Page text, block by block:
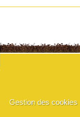
Gestion des cookies